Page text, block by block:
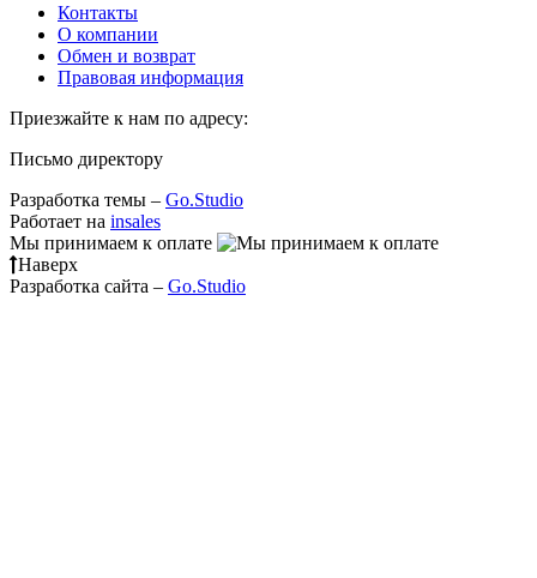
Контакты
О компании
Обмен и возврат
Правовая информация
Приезжайте к нам по адресу:
Письмо директору
Разработка темы – Go.Studio
Работает на insales
Мы принимаем к оплате
Наверх
Разработка сайта – Go.Studio